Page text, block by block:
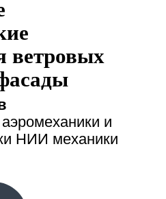
ветровых
и
НИИ механики